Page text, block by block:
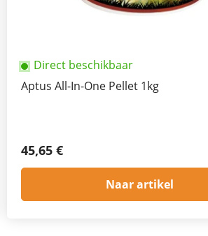
Direct beschikbaar
Aptus All-In-One Pellet 1kg
45,65 €
Naar artikel